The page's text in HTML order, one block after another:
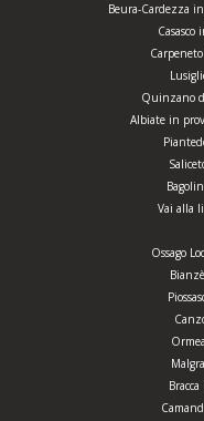
Beura-Cardezza
Quinzano
Albiate in
Vai alla
Ossago